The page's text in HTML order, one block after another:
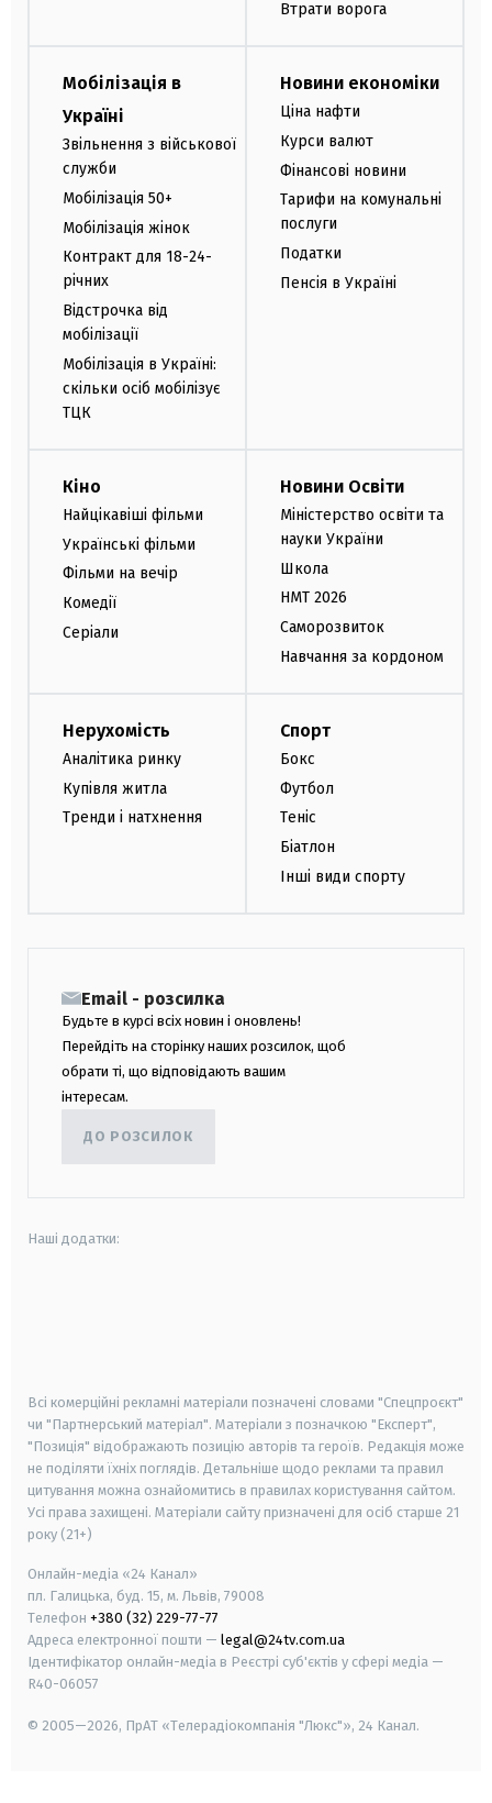
Втрати ворога
Мобілізація в
Україні
Звільнення з військової
служби
Мобілізація 50+
Мобілізація жінок
Контракт для 18-24-
річних
Відстрочка від
мобілізації
Мобілізація в Україні:
скільки осіб мобілізує
ТЦК
Новини економіки
Ціна нафти
Курси валют
Фінансові новини
Тарифи на комунальні
послуги
Податки
Пенсія в Україні
Кіно
Найцікавіші фільми
Українські фільми
Фільми на вечір
Комедії
Серіали
Новини Освіти
Міністерство освіти та
науки України
Школа
НМТ 2026
Саморозвиток
Навчання за кордоном
Нерухомість
Аналітика ринку
Купівля житла
Тренди і натхнення
Спорт
Бокс
Футбол
Теніс
Біатлон
Інші види спорту
Email - розсилка
Будьте в курсі всіх новин і оновлень!
Перейдіть на сторінку наших розсилок, щоб
обрати ті, що відповідають вашим
інтересам.
ДО РОЗСИЛОК
Наші додатки:
Всі комерційні рекламні матеріали позначені словами "Спецпроєкт"
чи "Партнерський матеріал". Матеріали з позначкою "Експерт",
"Позиція" відображають позицію авторів та героїв. Редакція може
не поділяти їхніх поглядів. Детальніше щодо реклами та правил
цитування можна ознайомитись в правилах користування сайтом.
Усі права захищені. Матеріали сайту призначені для осіб старше 21
року (21+)
Онлайн-медіа «24 Канал»
пл. Галицька, буд. 15, м. Львів, 79008
Телефон +380 (32) 229-77-77
Адреса електронної пошти — legal@24tv.com.ua
Ідентифікатор онлайн-медіа в Реєстрі суб'єктів у сфері медіа —
R40-06057
© 2005—2026, ПрАТ «Телерадіокомпанія "Люкс"», 24 Канал.